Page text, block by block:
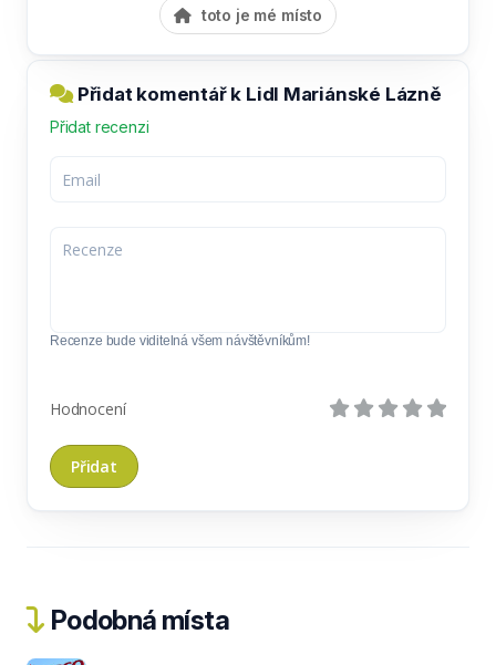
toto je mé místo
Přidat komentář k Lidl Mariánské Lázně
Přidat recenzi
Recenze bude viditelná všem návštěvníkům!
Hodnocení
Podobná místa